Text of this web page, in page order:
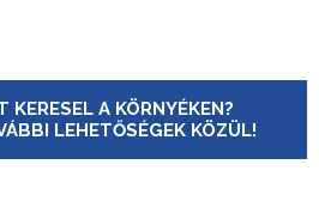
KERESEL A KÖRNYÉKEN?
LEHETŐSÉGEK KÖZÜL!